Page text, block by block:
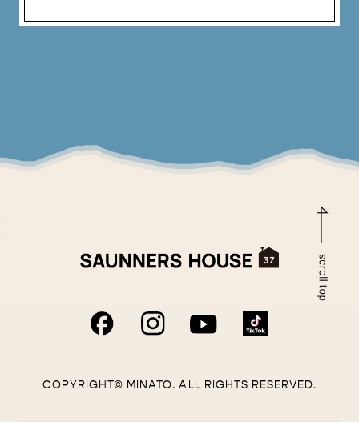
COPYRIGHT© MINATO. ALL RIGHTS RESERVED.